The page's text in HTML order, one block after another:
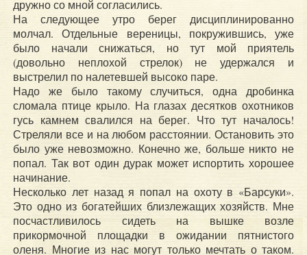
дружно со мной согласились.
На следующее утро берег дисциплинированно
молчал. Отдельные вереницы, покружившись, уже
было начали снижаться, но тут мой приятель
(довольно неплохой стрелок) не удержался и
выстрелил по налетевшей высоко паре.
Надо же было такому случиться, одна дробинка
сломала птице крыло. На глазах десятков охотников
гусь камнем свалился на берег. Что тут началось!
Стреляли все и на любом расстоянии. Остановить это
было уже невозможно. Конечно же, больше никто не
попал. Так вот один дурак может испортить хорошее
начинание.
Несколько лет назад я попал на охоту в «Барсуки».
Это одно из богатейших близлежащих хозяйств. Мне
посчастливилось сидеть на вышке возле
прикормочной площадки в ожидании пятнистого
оленя. Многие из нас могут только мечтать о таком.